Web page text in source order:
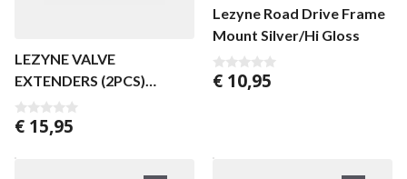
LEZYNE VALVE
EXTENDERS (2PCS)
SILVER/HI GLOSS
0
n
€ 15,95
Lezyne Road Drive Frame
Mount Silver/Hi Gloss
0
€ 10,95